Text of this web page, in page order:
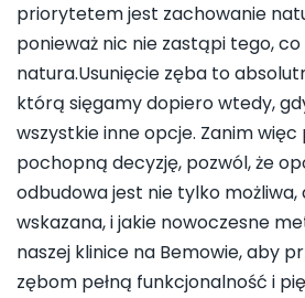
priorytetem jest zachowanie
ponieważ nic nie zastąpi tego, co
natura.Usunięcie zęba to
którą sięgamy dopiero wtedy,
wszystkie inne opcje. Zanim więc
pochopną decyzję, pozwól, że
odbudowa jest nie tylko możliwa,
wskazana, i jakie nowoczesne
naszej klinice na Bemowie, aby
zębom pełną funkcjonalność i